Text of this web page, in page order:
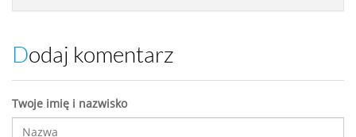
Dodaj komentarz
Twoje imię i nazwisko